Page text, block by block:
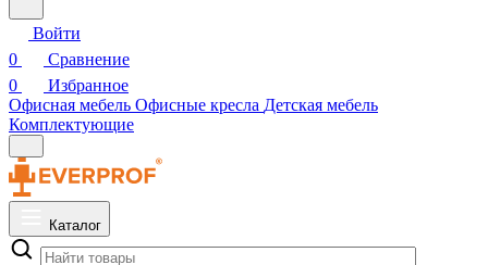
Войти
0
Сравнение
0
Избранное
Офисная мебель Офисные кресла Детская мебель
Комплектующие
Каталог